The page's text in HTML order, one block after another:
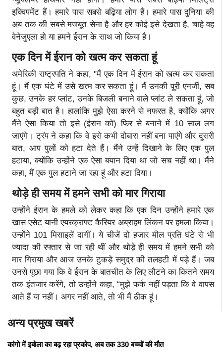
इक्विपमेंट हैं। हमारे पास सबसे बढ़िया लोग हैं। हमारे पास दुनिया की
अब तक की सबसे मजबूत सेना है और हर कोई इसे देखता है, चाहे वह
वेनेजुएला हो या हमने ईरान के साथ जो किया है।
एक दिन में ईरान को खत्म कर सकता हूं
अमेरिकी राष्ट्रपति ने कहा, "मैं एक दिन में ईरान को खत्म कर सकता
हूं। मैं एक घंटे में उसे खत्म कर सकता हूं। मैं उनकी पूरी एनर्जी, सब
कुछ, उनके हर प्लांट, उनके बिजली बनाने वाले प्लांट ले सकता हूं, जो
बहुत बड़ी बात है। हालांकि मुझे ऐसा करने से नफरत है, क्योंकि अगर
मैंने ऐसा किया तो इसे (ईरान को) फिर से बनाने में 10 साल लग
जाएंगे। ट्रंप ने कहा कि वे इसे कभी दोबारा नहीं बना पाएंगे और दूसरी
बात, आप पुलों को हटा देते हैं। मैंने उन्हें दिखाने के लिए एक पुल
हटाया, क्योंकि उन्होंने एक ऐसा बयान दिया था जो सच नहीं था। मैंने
कहा, मैं एक पुल हटाने जा रहा हूं और हटा दिया।
थोड़े ही समय में हमने सभी को मार गिराया
उन्होंने ईरान के हमले को लेकर कहा कि एक दिन उन्होंने हमारे एक
खास एसेट यानी एयरक्राफ्ट कैरियर अब्राहम लिंकन पर हमला किया।
उन्होंने 101 मिसाइलें दागीं। ये चीजें दो हजार मील प्रति घंटे से भी
ज्यादा की रफ्तार से जा रही थीं और थोड़े ही समय में हमने सभी को
मार गिराया और आज उनके टुकड़े समुद्र की तलहटी में पड़े हैं। जब
उनसे पूछा गया कि वे ईरान के बातचीत के लिए लौटने का कितने समय
तक इंतजार करेंगे, तो उन्होंने कहा, “मुझे फर्क नहीं पड़ता कि वे वापस
आते हैं या नहीं। अगर नहीं आते, तो भी मैं ठीक हूं।
अन्य प्रमुख खबरें
कांगो में इबोला का बढ़ रहा प्रकोप, अब तक 330 बच्चों की मौत